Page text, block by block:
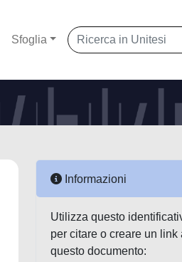
Sfoglia
Informazioni
Utilizza questo
per citare o creare un link
questo documento: